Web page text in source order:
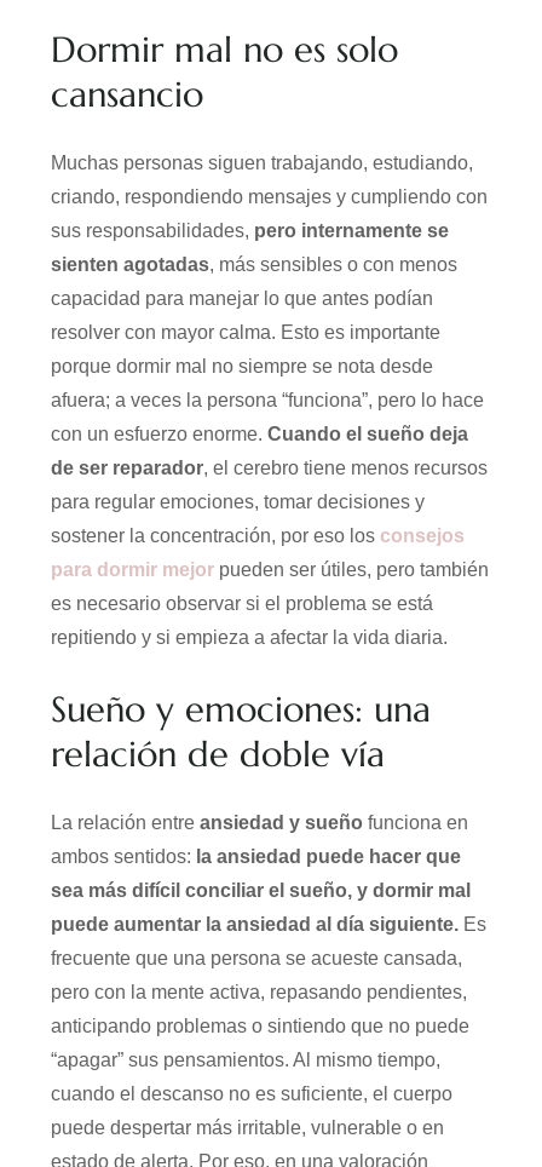
Dormir mal no es solo
cansancio
Muchas personas siguen trabajando, estudiando,
criando, respondiendo mensajes y cumpliendo con
sus responsabilidades, pero internamente se
sienten agotadas, más sensibles o con menos
capacidad para manejar lo que antes podían
resolver con mayor calma. Esto es importante
porque dormir mal no siempre se nota desde
afuera; a veces la persona “funciona”, pero lo hace
con un esfuerzo enorme. Cuando el sueño deja
de ser reparador, el cerebro tiene menos recursos
para regular emociones, tomar decisiones y
sostener la concentración, por eso los consejos
para dormir mejor pueden ser útiles, pero también
es necesario observar si el problema se está
repitiendo y si empieza a afectar la vida diaria.
Sueño y emociones: una
relación de doble vía
La relación entre ansiedad y sueño funciona en
ambos sentidos: la ansiedad puede hacer que
sea más difícil conciliar el sueño, y dormir mal
puede aumentar la ansiedad al día siguiente. Es
frecuente que una persona se acueste cansada,
pero con la mente activa, repasando pendientes,
anticipando problemas o sintiendo que no puede
“apagar” sus pensamientos. Al mismo tiempo,
cuando el descanso no es suficiente, el cuerpo
puede despertar más irritable, vulnerable o en
estado de alerta. Por eso, en una valoración